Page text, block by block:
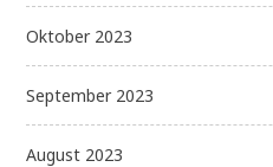
Oktober 2023
September 2023
August 2023